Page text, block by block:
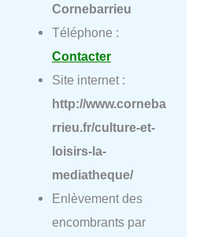
Cornebarrieu
Téléphone :
Contacter
Site internet :
http://www.corneba
rrieu.fr/culture-et-
loisirs-la-
mediatheque/
Enlèvement des
encombrants par